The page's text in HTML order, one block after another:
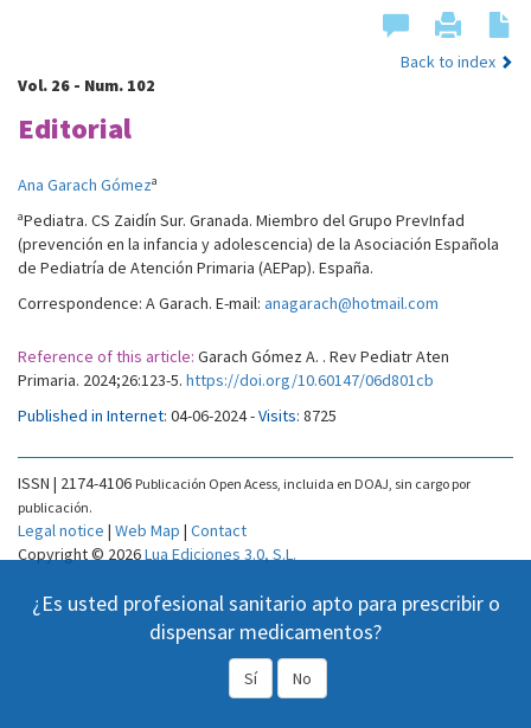
Back to index
Vol. 26 - Num. 102
Editorial
Ana Garach Gómeza
aPediatra. CS Zaidín Sur. Granada. Miembro del Grupo PrevInfad
(prevención en la infancia y adolescencia) de la Asociación Española
de Pediatría de Atención Primaria (AEPap). España.
Correspondence: A Garach. E-mail: anagarach@hotmail.com
Reference of this article: Garach Gómez A. . Rev Pediatr Aten
Primaria. 2024;26:123-5. https://doi.org/10.60147/06d801cb
Published in Internet: 04-06-2024 -Visits: 8725
¿Es usted profesional sanitario apto para prescribir o
dispensar medicamentos?
Sí No
ISSN | 2174-4106 Publicación Open Acess, incluida en DOAJ, sin cargo por
publicación.
Legal notice | Web Map | Contact
Copyright © 2026Lua Ediciones 3.0, S.L.